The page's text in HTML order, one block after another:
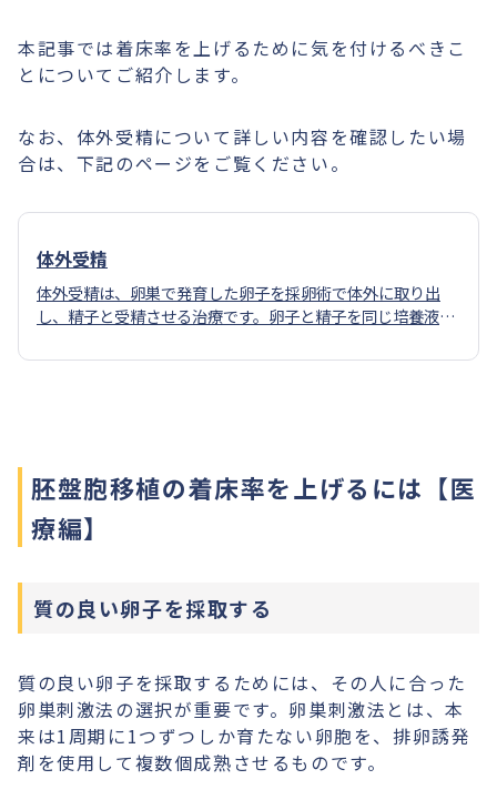
本記事では着床率を上げるために気を付けるべきこ
とについてご紹介します。
なお、体外受精について詳しい内容を確認したい場
合は、下記のページをご覧ください。
体外受精
体外受精は、卵巣で発育した卵子を採卵術で体外に取り出
し、精子と受精させる治療です。卵子と精子を同じ培養液に
胚盤胞移植の着床率を上げるには【医
療編】
質の良い卵子を採取する
質の良い卵子を採取するためには、その人に合った
卵巣刺激法の選択が重要です。卵巣刺激法とは、本
来は1周期に1つずつしか育たない卵胞を、排卵誘発
剤を使用して複数個成熟させるものです。